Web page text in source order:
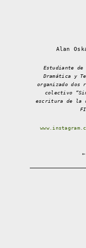
Alan
Estudiante
Dramática y
organizado dos
colectivo
escritura de la
←